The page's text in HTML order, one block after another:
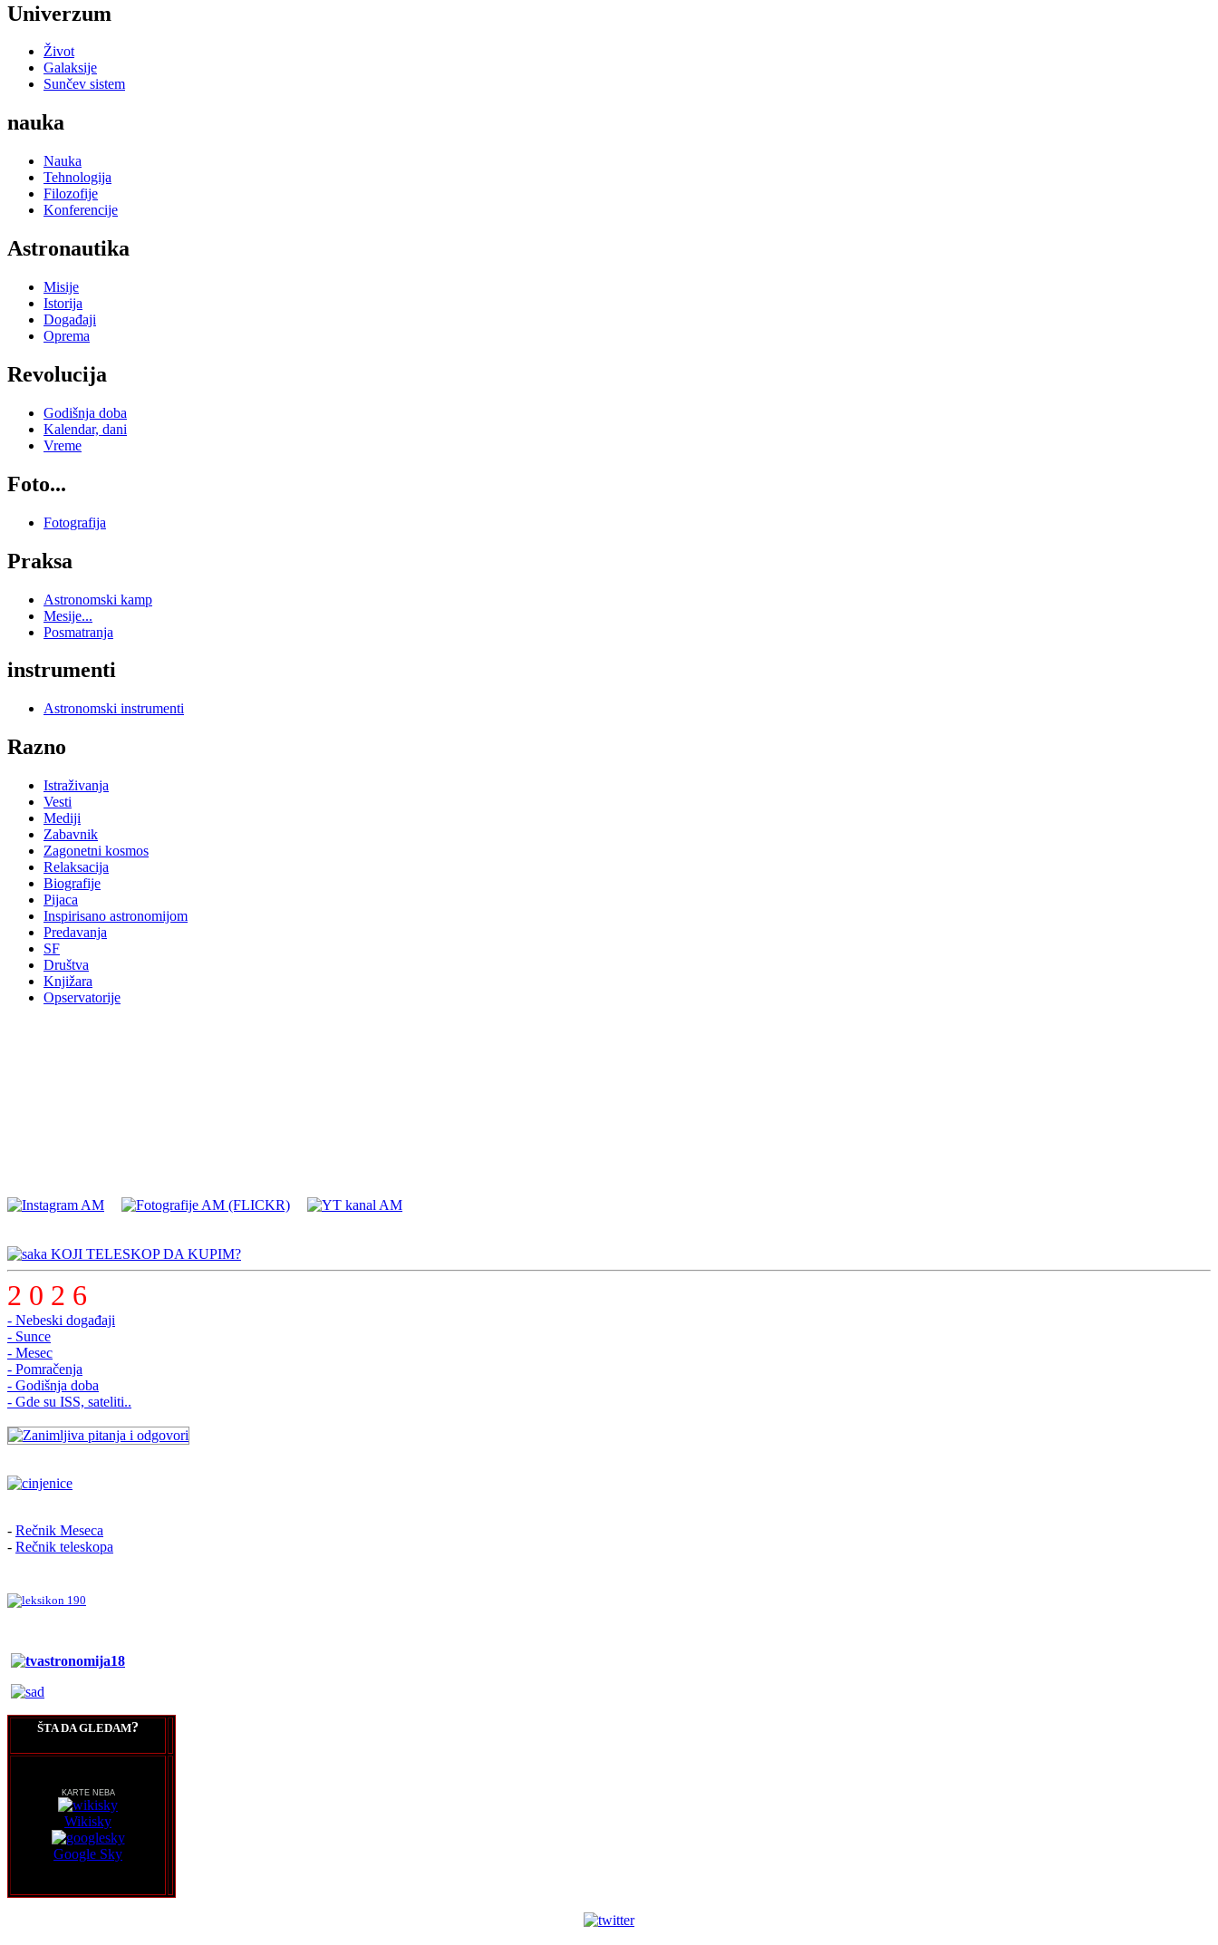
Univerzum
Život
Galaksije
Sunčev sistem
nauka
Nauka
Tehnologija
Filozofije
Konferencije
Astronautika
Misije
Istorija
Događaji
Oprema
Revolucija
Godišnja doba
Kalendar, dani
Vreme
Foto...
Fotografija
Praksa
Astronomski kamp
Mesije...
Posmatranja
instrumenti
Astronomski instrumenti
Razno
Istraživanja
Vesti
Mediji
Zabavnik
Zagonetni kosmos
Relaksacija
Biografije
Pijaca
Inspirisano astronomijom
Predavanja
SF
Društva
Knjižara
Opservatorije
KOJI TELESKOP DA KUPIM?
2 0 2 6
- Nebeski događaji
- Sunce
- Mesec
- Pomračenja
- Godišnja doba
- Gde su ISS, sateliti..
- Rečnik Meseca
- Rečnik teleskopa
ŠTA DA GLEDAM?
KARTE NEBA
Wikisky
Google Sky